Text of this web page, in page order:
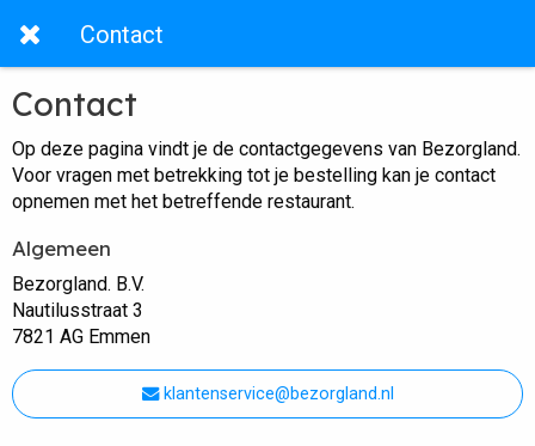
Contact
Contact
Op deze pagina vindt je de contactgegevens van Bezorgland.
Voor vragen met betrekking tot je bestelling kan je contact
opnemen met het betreffende restaurant.
Algemeen
Bezorgland. B.V.
Nautilusstraat 3
7821 AG Emmen
klantenservice@bezorgland.nl